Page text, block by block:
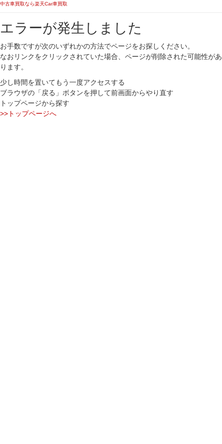
中古車買取なら楽天Car車買取
エラーが発生しました
お手数ですが次のいずれかの方法でページをお探しください。
なおリンクをクリックされていた場合、ページが削除された可能性があ
ります。
少し時間を置いてもう一度アクセスする
ブラウザの「戻る」ボタンを押して前画面からやり直す
トップページから探す
>>トップページへ